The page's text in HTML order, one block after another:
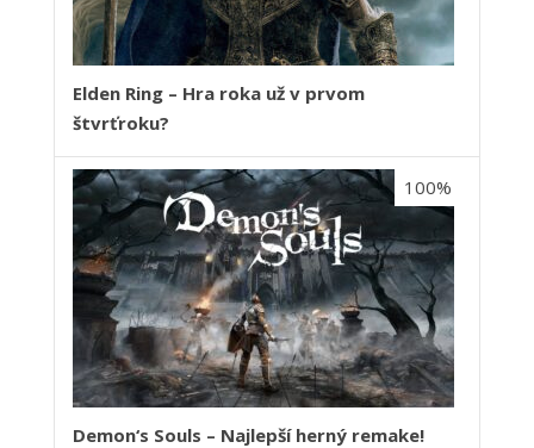
Elden Ring – Hra roka už v prvom
štvrťroku?
Demon‘s Souls – Najlepší herný remake!
100%